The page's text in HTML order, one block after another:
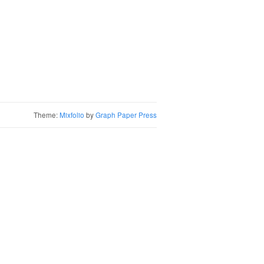
Theme:Mixfolio byGraph Paper Press